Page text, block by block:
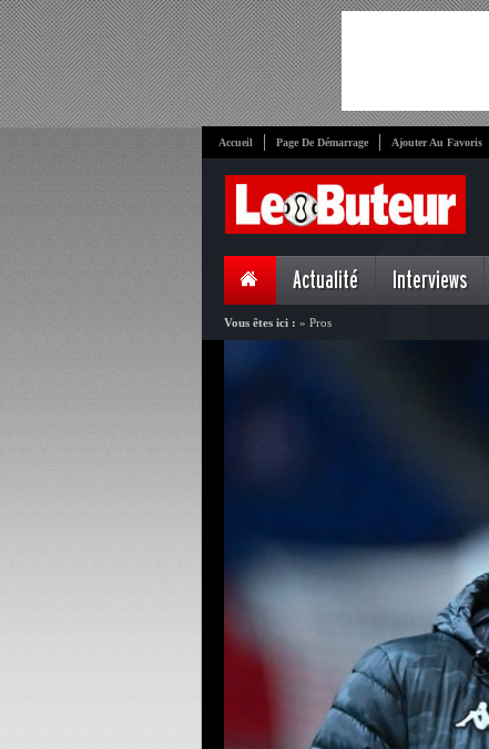
Accueil Page De Démarrage Ajouter Au Favoris
Actualité Interviews
Vous êtes ici : » Pros